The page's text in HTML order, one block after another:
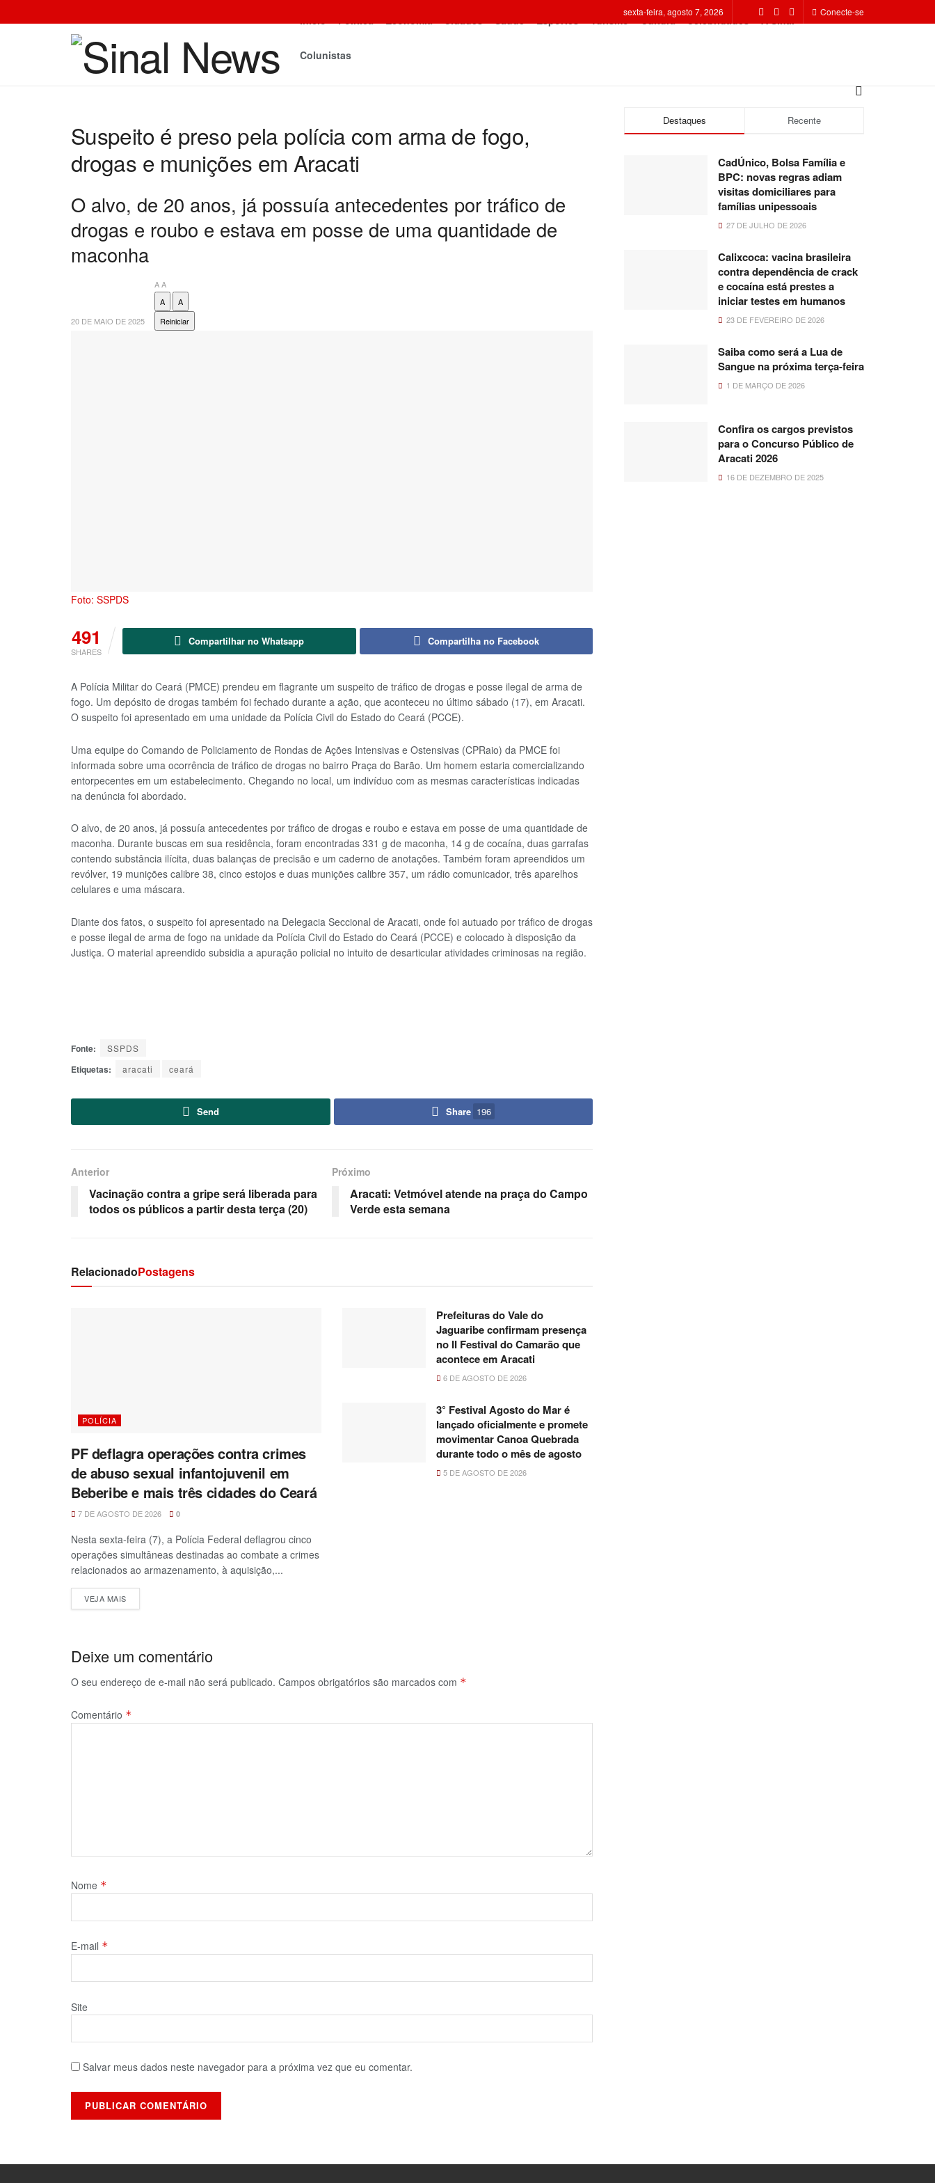
sexta-feira, agosto 7, 2026 Conecte-se
Turismo Cultura Celebridades A Sinal
Colunistas
Suspeito é preso pela polícia com arma de fogo,
drogas e munições em Aracati
O alvo, de 20 anos, já possuía antecedentes por tráfico de
drogas e roubo e estava em posse de uma quantidade de
maconha
20 DE MAIO DE 2025
AA
A
A
Reiniciar
Foto: SSPDS
491
SHARES
Compartilhar no Whatsapp Compartilha no Facebook
A Polícia Militar do Ceará (PMCE) prendeu em flagrante um suspeito de tráfico de drogas e posse ilegal de arma de
fogo. Um depósito de drogas também foi fechado durante a ação, que aconteceu no último sábado (17), em Aracati.
O suspeito foi apresentado em uma unidade da Polícia Civil do Estado do Ceará (PCCE).
Uma equipe do Comando de Policiamento de Rondas de Ações Intensivas e Ostensivas (CPRaio) da PMCE foi
informada sobre uma ocorrência de tráfico de drogas no bairro Praça do Barão. Um homem estaria comercializando
entorpecentes em um estabelecimento. Chegando no local, um indivíduo com as mesmas características indicadas
na denúncia foi abordado.
O alvo, de 20 anos, já possuía antecedentes por tráfico de drogas e roubo e estava em posse de uma quantidade de
maconha. Durante buscas em sua residência, foram encontradas 331 g de maconha, 14 g de cocaína, duas garrafas
contendo substância ilícita, duas balanças de precisão e um caderno de anotações. Também foram apreendidos um
revólver, 19 munições calibre 38, cinco estojos e duas munições calibre 357, um rádio comunicador, três aparelhos
celulares e uma máscara.
Diante dos fatos, o suspeito foi apresentado na Delegacia Seccional de Aracati, onde foi autuado por tráfico de drogas
e posse ilegal de arma de fogo na unidade da Polícia Civil do Estado do Ceará (PCCE) e colocado à disposição da
Justiça. O material apreendido subsidia a apuração policial no intuito de desarticular atividades criminosas na região.
Fonte: SSPDS
Etiquetas: aracati ceará
Send Share 196
Anterior
Vacinação contra a gripe será liberada para
todos os públicos a partir desta terça (20)
Próximo
Aracati: Vetmóvel atende na praça do Campo
Verde esta semana
RelacionadoPostagens
POLÍCIA
PF deflagra operações contra crimes
de abuso sexual infantojuvenil em
Beberibe e mais três cidades do Ceará
7 DE AGOSTO DE 2026 0
Nesta sexta-feira (7), a Polícia Federal deflagrou cinco
operações simultâneas destinadas ao combate a crimes
relacionados ao armazenamento, à aquisição,...
VEJA MAIS
Prefeituras do Vale do
Jaguaribe confirmam presença
no II Festival do Camarão que
acontece em Aracati
6 DE AGOSTO DE 2026
3° Festival Agosto do Mar é
lançado oficialmente e promete
movimentar Canoa Quebrada
durante todo o mês de agosto
5 DE AGOSTO DE 2026
Deixe um comentário
O seu endereço de e-mail não será publicado. Campos obrigatórios são marcados com *
Comentário *
Nome *
E-mail *
Site
Salvar meus dados neste navegador para a próxima vez que eu comentar.
Destaques Recente
CadÚnico, Bolsa Família e
BPC: novas regras adiam
visitas domiciliares para
famílias unipessoais
27 DE JULHO DE 2026
Calixcoca: vacina brasileira
contra dependência de crack
e cocaína está prestes a
iniciar testes em humanos
23 DE FEVEREIRO DE 2026
Saiba como será a Lua de
Sangue na próxima terça-feira
1 DE MARÇO DE 2026
Confira os cargos previstos
para o Concurso Público de
Aracati 2026
16 DE DEZEMBRO DE 2025